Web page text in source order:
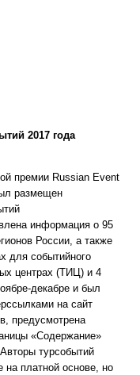
2017 года
премии Russian Event
размещен
информация о 95
России, а также
для событийного
центрах (ТИЦ) и 4
декабре и был
на сайт
предусмотрена
«Содержание»
турсобытий
платной основе, но